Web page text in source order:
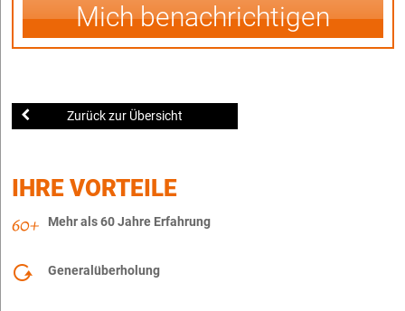
Mich benachrichtigen
Zurück zur Übersicht
IHRE VORTEILE
Mehr als 60 Jahre Erfahrung
Generalüberholung